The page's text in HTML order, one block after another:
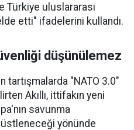
Türkiye uluslararası
etti" ifadelerini kullandı.
düşünülemez
tartışmalarda "NATO 3.0"
Akıllı, ittifakın yeni
savunma
yönünde